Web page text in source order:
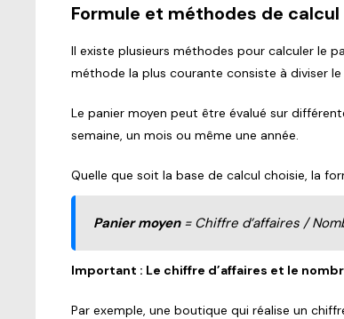
Formule et méthodes de
Il existe plusieurs méthodes pour calculer le
méthode la plus courante consiste à diviser
Le panier moyen peut être évalué sur
semaine, un mois ou même une année.
Quelle que soit la base de calcul choisie, la
Panier moyen= Chiffre d’affaires /
Important : Le chiffre d’affaires et le
Par exemple, une boutique qui réalise un